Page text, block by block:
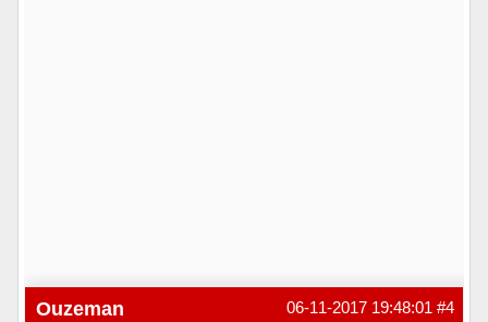
#4
06-11-2017 19:48:01
Ouzeman